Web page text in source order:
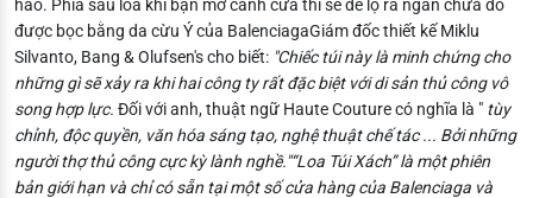
hảo. Phía sau loa khi bạn mở cánh cửa thì sẽ để lộ ra ngăn chứa đồ
được bọc bằng da cừu Ý của BalenciagaGiám đốc thiết kế Miklu
Silvanto, Bang & Olufsen's cho biết: "Chiếc túi này là minh chứng cho
những gì sẽxảy ra khi hai công ty rấtđặc biệt với di sản thủcông vô
song hợp lực. Đối với anh, thuật ngữ Haute Couture có nghĩa là " tùy
chỉnh, độc quyền, văn hóa sáng tạo, nghệthuật chếtác ... Bởi những
người thợthủcông cực kỳlành nghề."“Loa Túi Xách” là một phiên
bản giới hạn và chỉ có sẵn tại một số cửa hàng của Balenciaga và